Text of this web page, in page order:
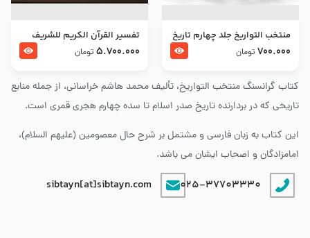
کتاب گرانسنگ منتخب التواريخ، تألیف محمد هاشم خراسانی، از جمله منابع
تاریخی که در بردارنده تاریخ صدر اسلام تا سده چهارم هجری قمری است.
این کتاب به زبان فارسی و مشتمل بر شرح حال معصومین (علیهم السلام)،
امامزادگان و اصحاب ایشان می باشد.
025-37703330
sibtayn[at]sibtayn.com
منتخب التواریخ جلد چهارم تاریخ
امام زین العابدین و امام محمد
700.000 تومان
تفسير القرآن الكريم للشريف
المرتضي قدس سرّه
5.700.000 تومان